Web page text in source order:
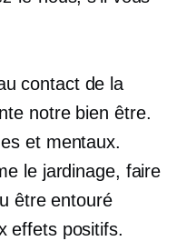
contact de la
notre bien être.
et mentaux.
le jardinage, faire
être entouré
effets positifs.